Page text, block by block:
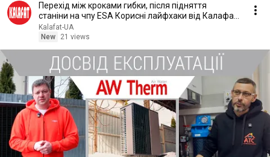
Перехід між кроками гибки, після підняття
станіни на чпу ESA Корисні лайфхаки від Калафат
🦾
Kalafat-UA
New
21 views